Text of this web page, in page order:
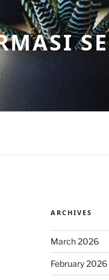
ARCHIVES
March 2026
February 2026